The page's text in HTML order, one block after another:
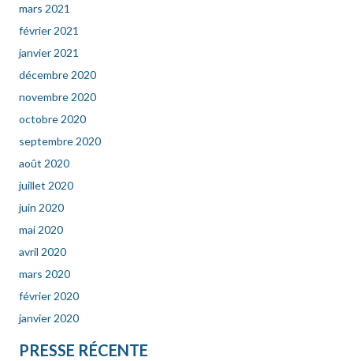
mars 2021
février 2021
janvier 2021
décembre 2020
novembre 2020
octobre 2020
septembre 2020
août 2020
juillet 2020
juin 2020
mai 2020
avril 2020
mars 2020
février 2020
janvier 2020
PRESSE RÉCENTE